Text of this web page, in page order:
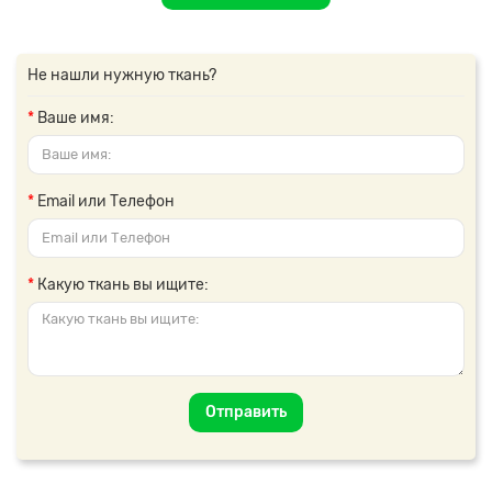
Не нашли нужную ткань?
Ваше имя:
Email или Телефон
Какую ткань вы ищите:
Отправить